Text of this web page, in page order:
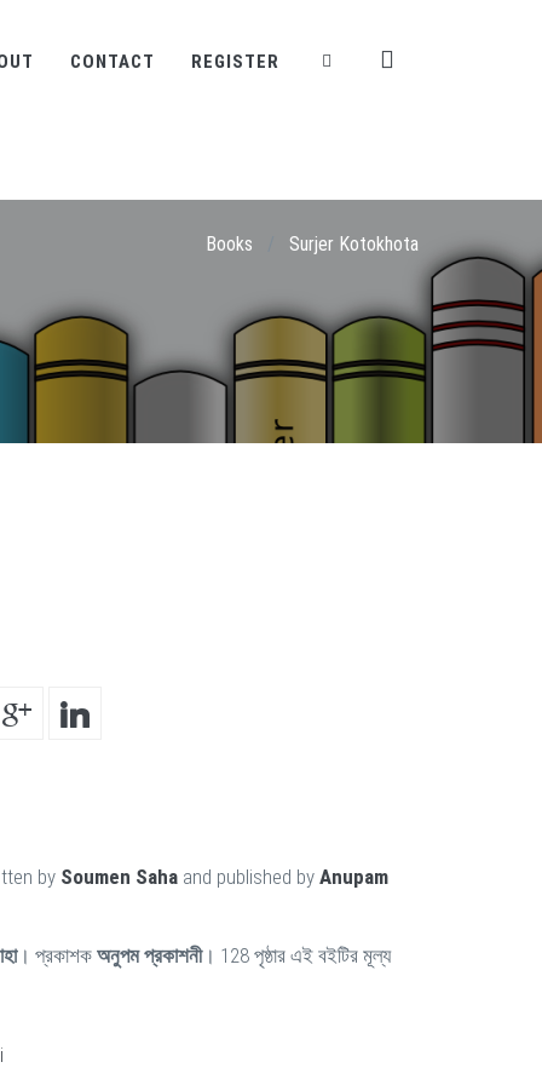
CONTACT REGISTER
Books Surjer Kotokhota
by Soumen Saha and published by Anupam
। প্রকাশক অনুপম প্রকাশনী। 128 পৃষ্ঠার এই বইটির মূল্য